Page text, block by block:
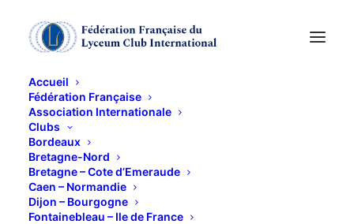
Accueil
Fédération Française
Association Internationale
Clubs
Bordeaux
Bretagne-Nord
Bretagne – Cote d’Emeraude
Caen – Normandie
Dijon – Bourgogne
Fontainebleau – Ile de France
CULTURELLES